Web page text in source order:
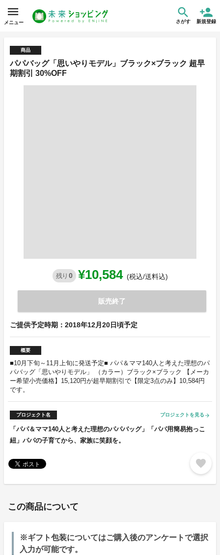
メニュー さがす 新規登録
商品
パパバッグ「思いやりモデル」ブラック×ブラック 超早
期割引 30%OFF
残り 0 ¥10,584 (税込/送料込)
販売終了
ご提供予定時期：2018年12月20日頃予定
概要
■10月下旬～11月上旬に発送予定■ パパ＆ママ140人と考えた理想のパ
パバッグ「思いやりモデル」 （カラー）ブラック×ブラック 【メーカ
ー希望小売価格】15,120円が超早期割引で【限定3点のみ】10,584円
です。
プロジェクト名 プロジェクトを見る arrow_forward
「パパ＆ママ140人と考えた理想のパパバッグ」「パパ用簡易抱っこ
紐」パパの子育てから、家族に笑顔を。
favorite
この商品について
※ギフト包装についてはご購入後のアンケートで選択
入力が可能です。